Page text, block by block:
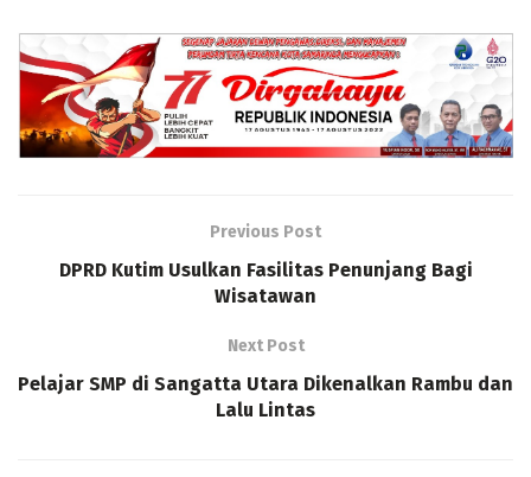
Previous Post
DPRD Kutim Usulkan Fasilitas Penunjang Bagi
Wisatawan
Next Post
Pelajar SMP di Sangatta Utara Dikenalkan Rambu dan
Lalu Lintas